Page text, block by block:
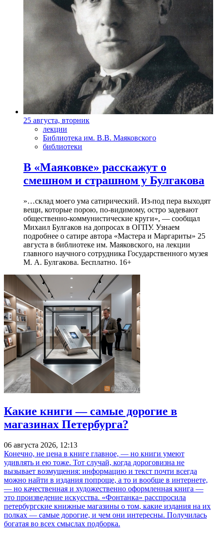
25 августа, вторник
лекции
Библиотека им. В.В. Маяковского
библиотеки
В «Маяковке» расскажут о
смешном и страшном у Булгакова
»…склад моего ума сатирический. Из-под пера выходят
вещи, которые порою, по-видимому, остро задевают
общественно-коммунистические круги», — сообщал
Михаил Булгаков на допросах в ОГПУ. Узнаем
подробнее о сатире автора «Мастера и Маргариты» 25
августа в библиотеке им. Маяковского, на лекции
главного научного сотрудника Государственного музея
М. А. Булгакова. Бесплатно. 16+
Какие книги — самые дорогие в
магазинах Петербурга?
06 августа 2026, 12:13
Конечно, не цена в книге главное, — но книги умеют
удивлять и ею тоже. Тот случай, когда дороговизна не
вызывает возмущения: информацию и текст почти всегда
можно найти в издания попроще, а то и вообще в интернете,
— но качественная и художественно оформленная книга —
это произведение искусства. «Фонтанка» расспросила
петербургские книжные магазины о том, какие издания на их
полках — самые дорогие, и чем они интересны. Получилась
богатая во всех смыслах подборка.